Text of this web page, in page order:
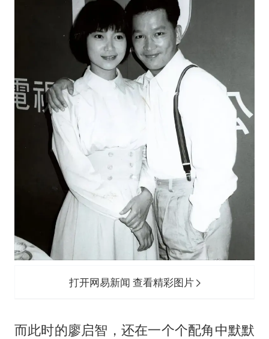
打开网易新闻 查看精彩图片
而此时的廖启智，还在一个个配角中默默